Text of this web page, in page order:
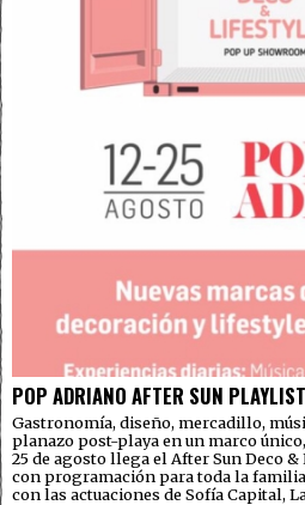
POP ADRIANO AFTER SUN
Gastronomía, diseño, mercadillo,
planazo post-playa en un marco
25 de agosto llega el After Sun Deco
con programación para toda la
con las actuaciones de Sofía Capital,